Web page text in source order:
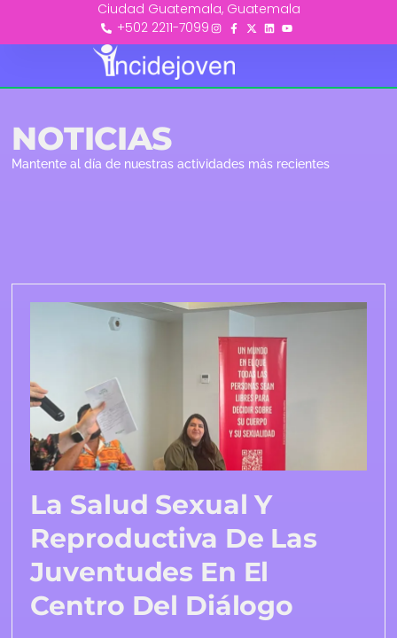
Ciudad Guatemala, Guatemala
+502 2211-7099
NOTICIAS
Mantente al día de nuestras actividades más recientes
La Salud Sexual Y
Reproductiva De Las
Juventudes En El
Centro Del Diálogo